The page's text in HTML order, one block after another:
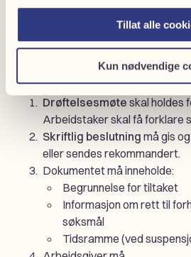
Tillat alle
Kun nødvendige
Formkrav og
Drøftelsesmøte skal holdes
Arbeidstaker skal få forklare
Skriftlig beslutning må gis
eller sendes rekommandert.
Dokumentet må inneholde:
Begrunnelse for tiltaket
Informasjon om rett til
søksmål
Tidsramme (ved